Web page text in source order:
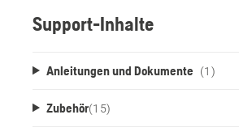
Support-Inhalte
Anleitungen und Dokumente (1)
Zubehör(15)